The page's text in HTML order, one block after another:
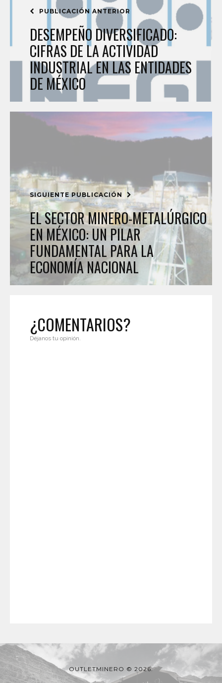
PUBLICACIÓN ANTERIOR
DESEMPEÑO DIVERSIFICADO:
CIFRAS DE LA ACTIVIDAD
INDUSTRIAL EN LAS ENTIDADES
DE MÉXICO
SIGUIENTE PUBLICACIÓN
EL SECTOR MINERO-METALÚRGICO
EN MÉXICO: UN PILAR
FUNDAMENTAL PARA LA
ECONOMÍA NACIONAL
¿COMENTARIOS?
Déjanos tu opinión.
OUTLETMINERO © 2026.